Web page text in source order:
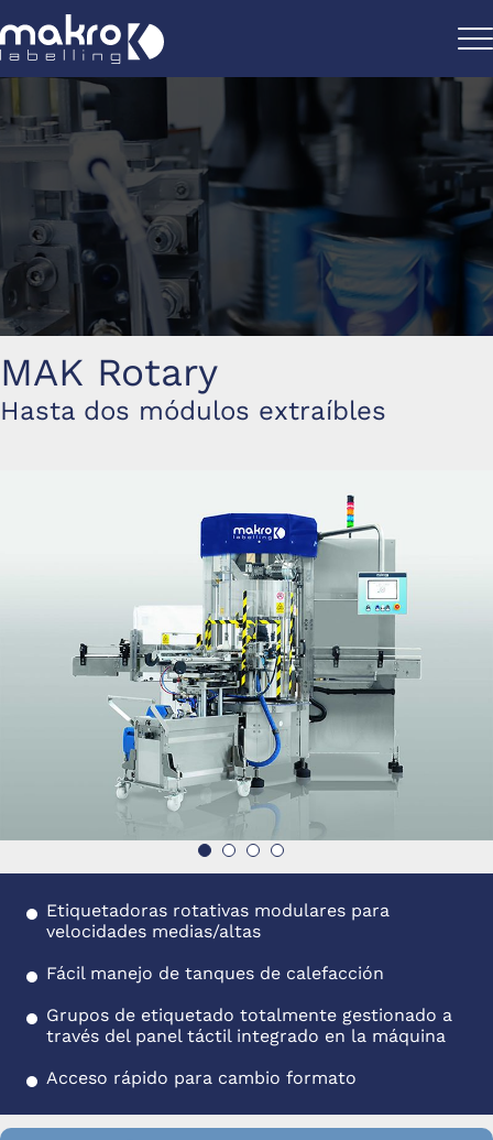
MAK Rotary
Hasta dos módulos extraíbles
Etiquetadoras rotativas modulares para
velocidades medias/altas
Fácil manejo de tanques de calefacción
Grupos de etiquetado totalmente gestionado a
través del panel táctil integrado en la máquina
Acceso rápido para cambio formato